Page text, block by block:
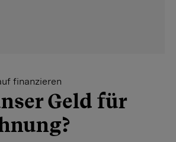
finanzieren
Geld für